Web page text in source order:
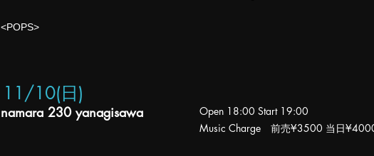
<POPS>
11/10(日)
namara 230 yanagisawa Open 18:00 Start 19:00
Music Charge 前売¥3500 当日